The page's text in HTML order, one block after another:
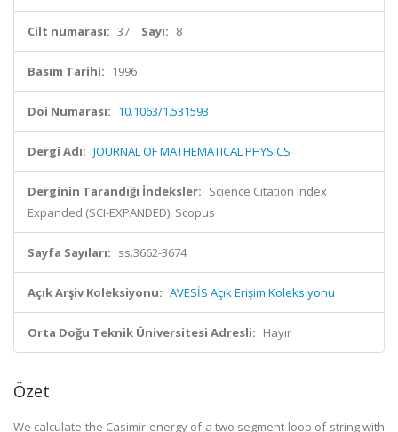
Cilt numarası: 37 Sayı: 8
Basım Tarihi: 1996
Doi Numarası: 10.1063/1.531593
Dergi Adı: JOURNAL OF MATHEMATICAL PHYSICS
Derginin Tarandığı İndeksler: Science Citation Index
Expanded (SCI-EXPANDED), Scopus
Sayfa Sayıları: ss.3662-3674
Açık Arşiv Koleksiyonu: AVESİS Açık Erişim Koleksiyonu
Orta Doğu Teknik Üniversitesi Adresli: Hayır
Özet
We calculate the Casimir energy of a two segment loop of string with